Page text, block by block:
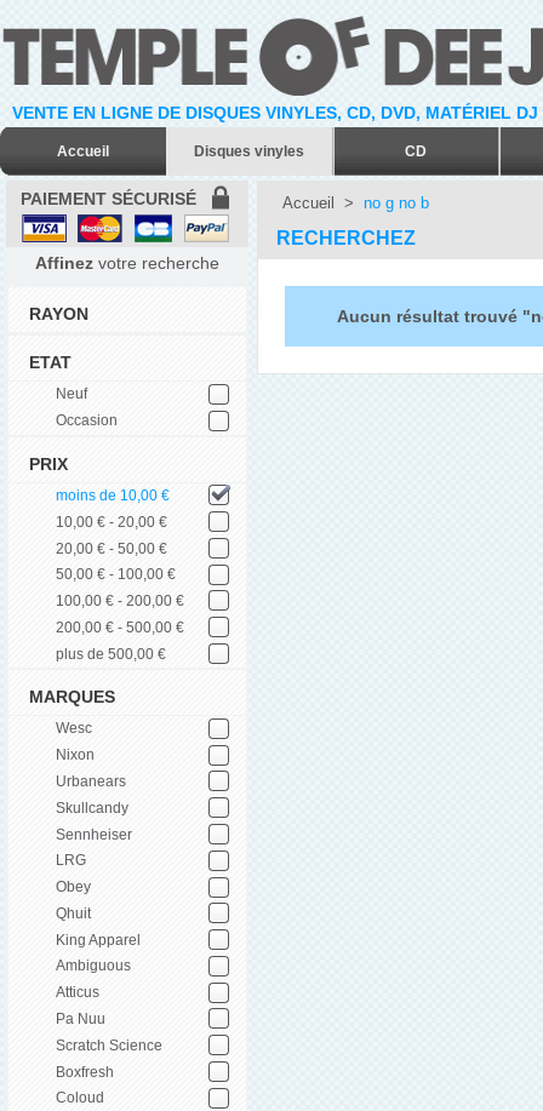
VENTE EN LIGNE DE DISQUES VINYLES, CD, DVD, MATÉRIEL
Accueil Disques vinyles CD
PAIEMENT SÉCURISÉ
Affinez votre recherche
RAYON
ETAT
Neuf
Occasion
PRIX
moins de 10,00 €
10,00 € - 20,00 €
20,00 € - 50,00 €
50,00 € - 100,00 €
100,00 € - 200,00 €
200,00 € - 500,00 €
plus de 500,00 €
MARQUES
Wesc
Nixon
Urbanears
Skullcandy
Sennheiser
LRG
Obey
Qhuit
King Apparel
Ambiguous
Atticus
Pa Nuu
Scratch Science
Boxfresh
Coloud
Accueil > no g no b
RECHERCHEZ
Aucun résultat trouvé